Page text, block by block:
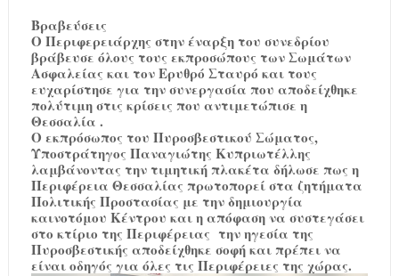
Βραβεύσεις
Ο Περιφερειάρχης στην έναρξη του συνεδρίου
βράβευσε όλους τους εκπροσώπους των Σωμάτων
Ασφαλείας και τον Ερυθρό Σταυρό και τους
ευχαρίστησε για την συνεργασία που αποδείχθηκε
πολύτιμη στις κρίσεις που αντιμετώπισε η
Θεσσαλία .
O εκπρόσωπος του Πυροσβεστικού Σώματος,
Υποστράτηγος Παναγιώτης Κυπριωτέλλης
λαμβάνοντας την τιμητική πλακέτα δήλωσε πως η
Περιφέρεια Θεσσαλίας πρωτοπορεί στα ζητήματα
Πολιτικής Προστασίας με την δημιουργία
καινοτόμου Κέντρου και η απόφαση να συστεγάσει
στο κτίριο της Περιφέρειας την ηγεσία της
Πυροσβεστικής αποδείχθηκε σοφή και πρέπει να
είναι οδηγός για όλες τις Περιφέρειες της χώρας.